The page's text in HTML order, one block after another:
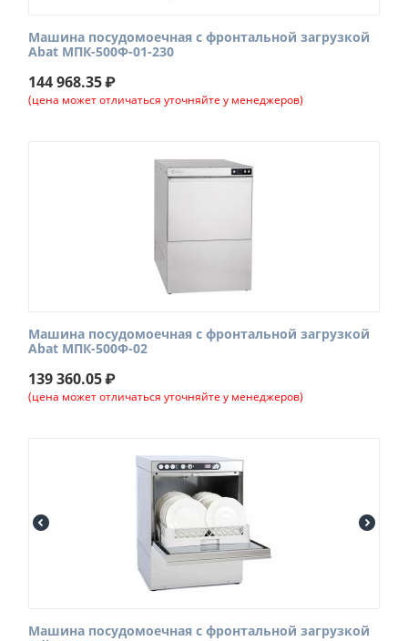
Машина посудомоечная с фронтальной загрузкой
Abat МПК-500Ф-01-230
144 968.35₽
(цена может отличаться уточняйте у менеджеров)
Машина посудомоечная с фронтальной загрузкой
Abat МПК-500Ф-02
139 360.05₽
(цена может отличаться уточняйте у менеджеров)
Машина посудомоечная с фронтальной загрузкой